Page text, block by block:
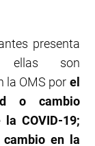
presenta
ellas son
la OMS por el
o cambio
COVID-19;
en la